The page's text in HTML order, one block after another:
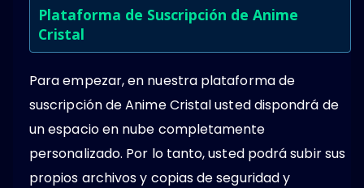
Plataforma de Suscripción de Anime
Cristal
Para empezar, en nuestra plataforma de
suscripción de Anime Cristal usted dispondrá de
un espacio en nube completamente
personalizado. Por lo tanto, usted podrá subir sus
propios archivos y copias de seguridad y